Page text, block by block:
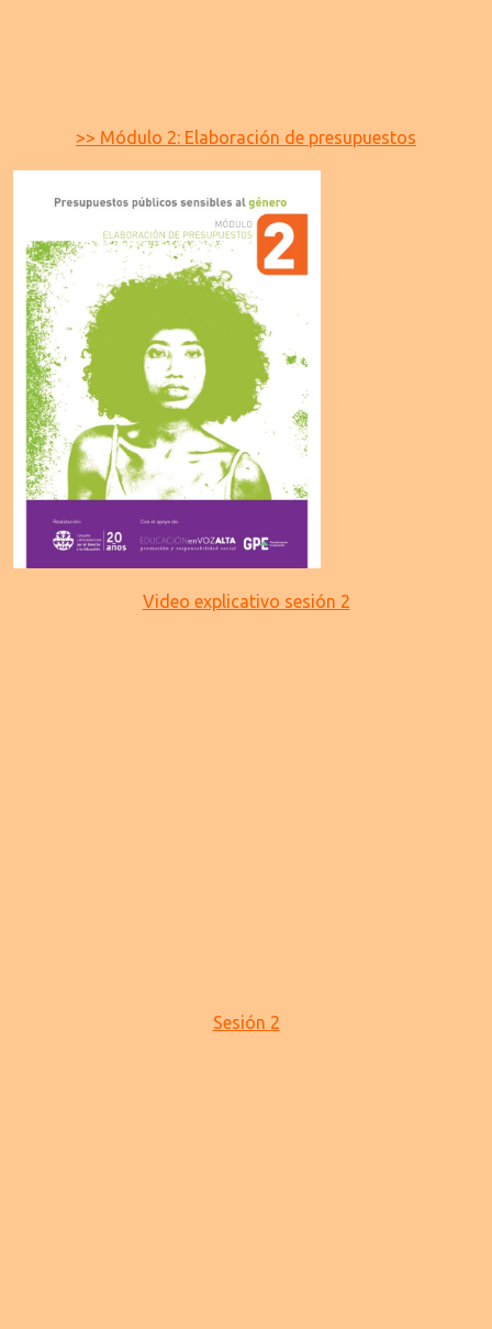
>> Módulo 2: Elaboración de presupuestos
Video explicativo sesión 2
Sesión 2